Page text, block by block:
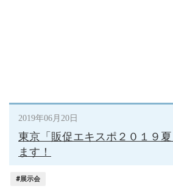
2019年06月20日
東京「販促エキスポ２０１９
ます！
#展示会